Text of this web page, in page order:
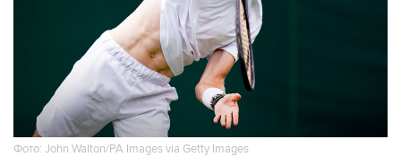
Фото: John Walton/PA Images via Getty Images